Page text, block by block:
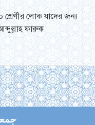
লোক যাদের জন্য
ফারুক